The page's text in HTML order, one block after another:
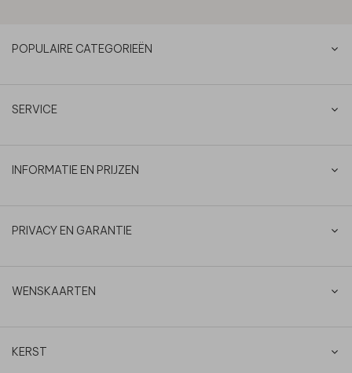
POPULAIRE CATEGORIEËN
SERVICE
INFORMATIE EN PRIJZEN
PRIVACY EN GARANTIE
WENSKAARTEN
KERST